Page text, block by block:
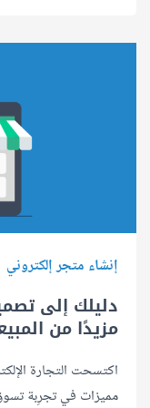
إنشاء متجر إلكتروني
دليلك إلى
مزيدًا من
اكتسحت التجارة
مميزات في تجرِبة